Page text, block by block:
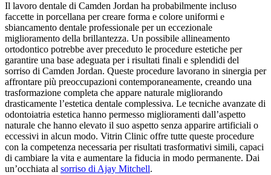
Il lavoro dentale di Camden Jordan ha probabilmente incluso
faccette in porcellana per creare forma e colore uniformi e
sbiancamento dentale professionale per un eccezionale
miglioramento della brillantezza. Un possibile allineamento
ortodontico potrebbe aver preceduto le procedure estetiche per
garantire una base adeguata per i risultati finali e splendidi del
sorriso di Camden Jordan. Queste procedure lavorano in sinergia per
affrontare più preoccupazioni contemporaneamente, creando una
trasformazione completa che appare naturale migliorando
drasticamente l’estetica dentale complessiva. Le tecniche avanzate di
odontoiatria estetica hanno permesso miglioramenti dall’aspetto
naturale che hanno elevato il suo aspetto senza apparire artificiali o
eccessivi in alcun modo. Vitrin Clinic offre tutte queste procedure
con la competenza necessaria per risultati trasformativi simili, capaci
di cambiare la vita e aumentare la fiducia in modo permanente. Dai
un’occhiata al sorriso di Ajay Mitchell.